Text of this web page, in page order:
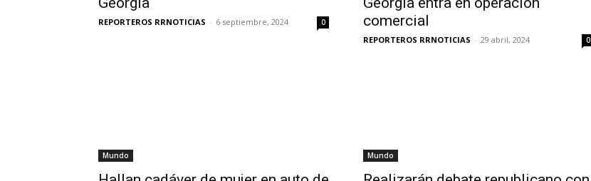
REPORTEROS RRNOTICIAS - 6 septiembre, 2024 0
comercial
REPORTEROS RRNOTICIAS - 29 abril, 2024 0
Mundo Mundo